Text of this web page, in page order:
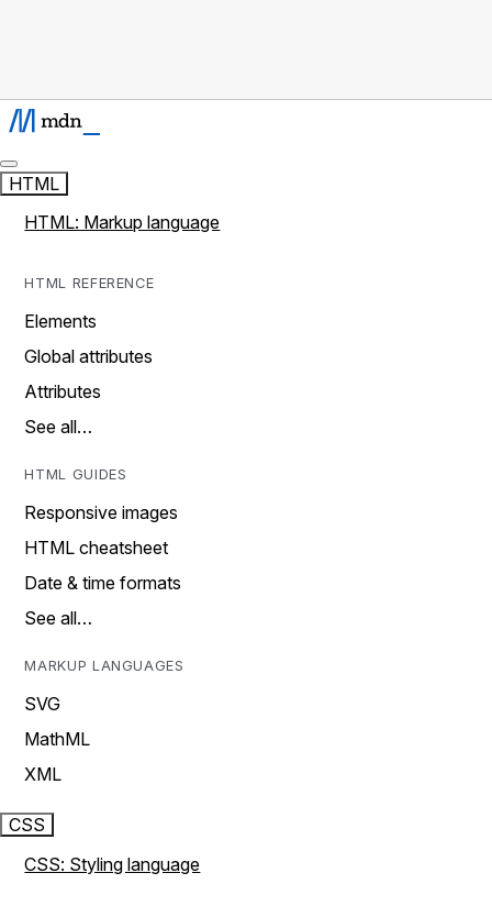
HTML
HTML: Markup language
HTML REFERENCE
Elements
Global attributes
Attributes
See all…
HTML GUIDES
Responsive images
HTML cheatsheet
Date & time formats
See all…
MARKUP LANGUAGES
SVG
MathML
XML
CSS
CSS: Styling language